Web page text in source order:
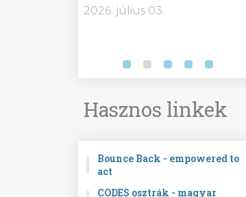
2026. július 03.
Hasznos linkek
Bounce Back - empowered to
act
CODES osztrák - magyar